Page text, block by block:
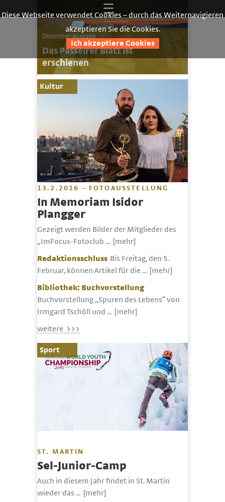
Dezember-Ausgabe
Das Passeirer Blatt ist
erschienen
Kultur
13.2.2016 – FOTOAUSSTELLUNG
In Memoriam Isidor
Plangger
Gezeigt werden Bilder der Mitglieder des
„ImFocus-Fotoclub ... [mehr]
Redaktionsschluss Bis Freitag, den 5.
Februar, können Artikel für die ... [mehr]
Bibliothek: Buchvorstellung
Buchvorstellung „Spuren des Lebens“ von
Irmgard Tschöll und ... [mehr]
weitere >>>
Sport
ST. MARTIN
Sel-Junior-Camp
Auch in diesem Jahr findet in St. Martin
wieder das ... [mehr]
Diese Webseite verwendet Cookies – durch das Weiternavigieren
akzeptieren Sie die Cookies.
Ich akzeptiere Cookies